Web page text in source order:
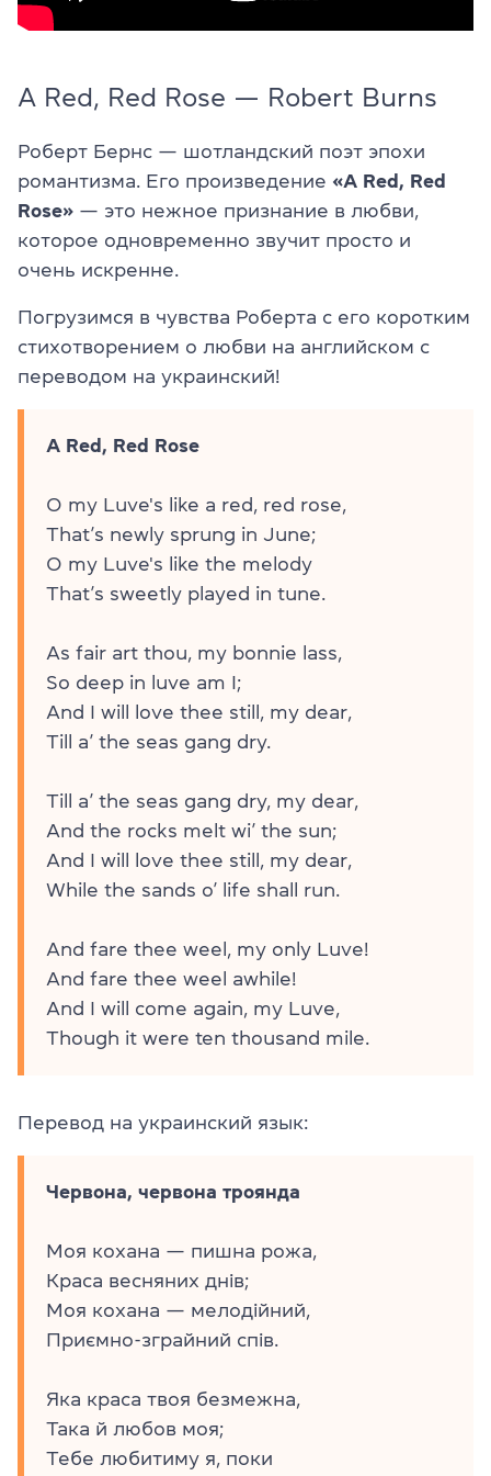
A Red, Red Rose — Robert Burns
Роберт Бернс — шотландский поэт эпохи
романтизма. Его произведение «A Red, Red
Rose» — это нежное признание в любви,
которое одновременно звучит просто и
очень искренне.
Погрузимся в чувства Роберта с его коротким
стихотворением о любви на английском с
переводом на украинский!
A Red, Red Rose
O my Luve's like a red, red rose,
That’s newly sprung in June;
O my Luve's like the melody
That’s sweetly played in tune.
As fair art thou, my bonnie lass,
So deep in luve am I;
And I will love thee still, my dear,
Till a’ the seas gang dry.
Till a’ the seas gang dry, my dear,
And the rocks melt wi’ the sun;
And I will love thee still, my dear,
While the sands o’ life shall run.
And fare thee weel, my only Luve!
And fare thee weel awhile!
And I will come again, my Luve,
Though it were ten thousand mile.
Перевод на украинский язык:
Червона, червона троянда
Моя кохана — пишна рожа,
Краса весняних днів;
Моя кохана — мелодійний,
Приємно-зграйний спів.
Яка краса твоя безмежна,
Така й любов моя;
Тебе любитиму я, поки